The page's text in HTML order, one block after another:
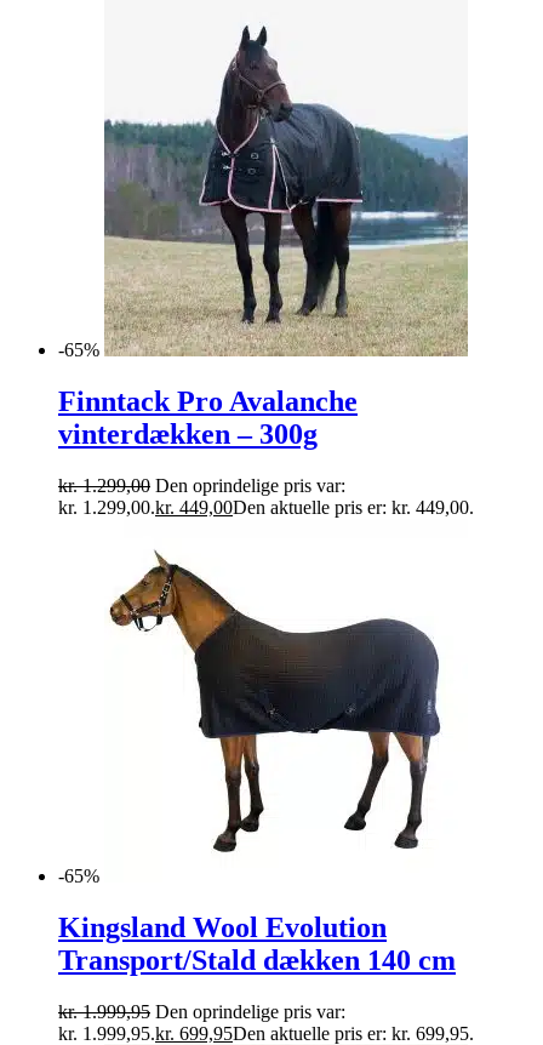
-65%
Finntack Pro Avalanche
vinterdækken – 300g
kr.1.299,00 Den oprindelige pris var:
kr. 1.299,00.kr. 449,00Den aktuelle pris er: kr. 449,00.
-65%
Kingsland Wool Evolution
Transport/Stald dækken 140 cm
kr.1.999,95 Den oprindelige pris var:
kr. 1.999,95.kr. 699,95Den aktuelle pris er: kr. 699,95.